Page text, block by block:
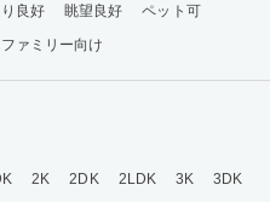
良好 眺望良好
ペット可
ファミリー向け
2K 2DK 2LDK 3K
3DK